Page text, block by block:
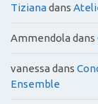
Tizianadans
Ammendola dans
vanessa dans
Ensemble